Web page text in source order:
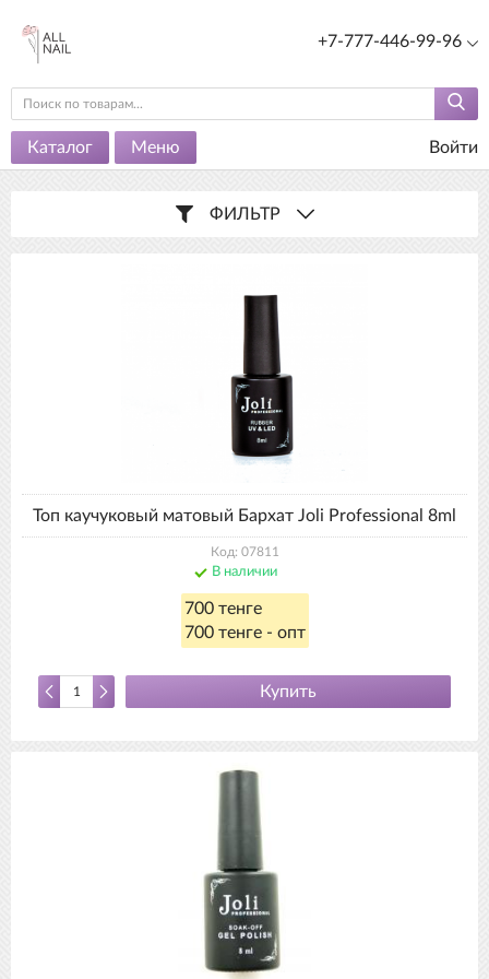
+7-777-446-99-96
Каталог Меню Войти
ФИЛЬТР
Топ каучуковый матовый Бархат Joli Professional 8ml
Код: 07811
В наличии
700 тенге
700 тенге - опт
Купить